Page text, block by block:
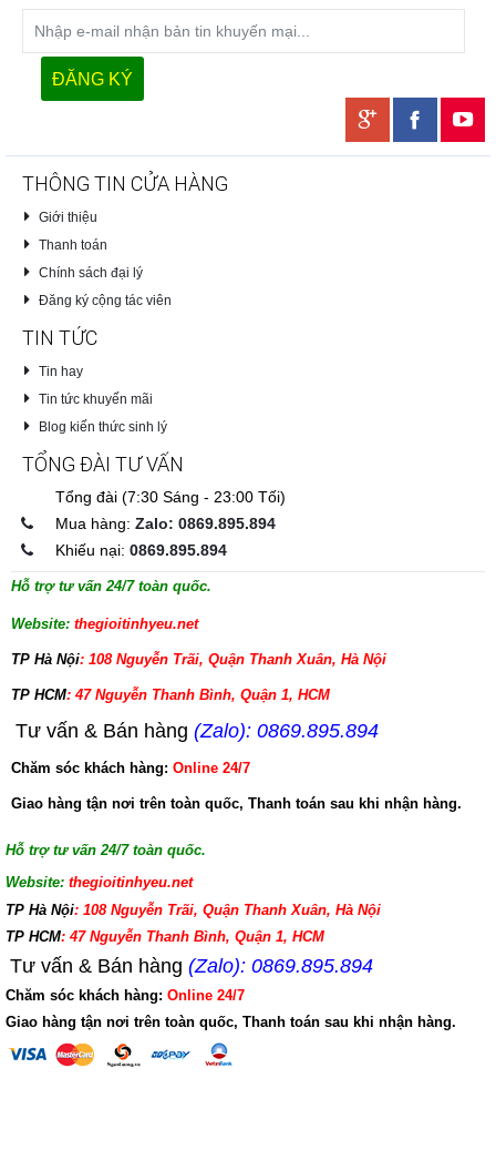
THÔNG TIN CỬA HÀNG
Giới thiệu
Thanh toán
Chính sách đại lý
Đăng ký cộng tác viên
TIN TỨC
Tin hay
Tin tức khuyến mãi
Blog kiến thức sinh lý
TỔNG ĐÀI TƯ VẤN
Tổng đài (7:30 Sáng - 23:00 Tối)
Mua hàng: Zalo: 0869.895.894
Khiếu nại: 0869.895.894
Hỗ trợ tư vấn 24/7 toàn quốc.
Website: thegioitinhyeu.net
TP Hà Nội: 108 Nguyễn Trãi, Quận Thanh Xuân, Hà Nội
TP HCM: 47 Nguyễn Thanh Bình, Quận 1, HCM
Tư vấn & Bán hàng (Zalo): 0869.895.894
Chăm sóc khách hàng: Online 24/7
Giao hàng tận nơi trên toàn quốc, Thanh toán sau khi nhận hàng.
Hỗ trợ tư vấn 24/7 toàn quốc.
Website: thegioitinhyeu.net
TP Hà Nội: 108 Nguyễn Trãi, Quận Thanh Xuân, Hà Nội
TP HCM: 47 Nguyễn Thanh Bình, Quận 1, HCM
Tư vấn & Bán hàng (Zalo): 0869.895.894
Chăm sóc khách hàng: Online 24/7
Giao hàng tận nơi trên toàn quốc, Thanh toán sau khi nhận hàng.